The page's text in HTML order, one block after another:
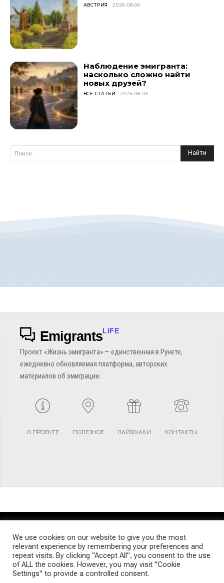
АВСТРИЯ 2026-08-06
Наблюдение эмигранта:
насколько сложно найти
новых друзей?
ВСЕ СТАТЬИ 2026-08-05
Поиск... Найти
EmigrantsLIFE
Проект «Жизнь эмигранта» — единственная в Рунете,
ежедневно обновляемая платформа, авторских
материалов об эмиграции.
О ПРОЕКТЕ ПОЛЕЗНОЕ ЛАЙФХАКИ КОНТАКТЫ
TERMS AND CONDITIONS PRIVACY POLICY SITEMAP
© Emigrants Life WordPress Theme by TagDiv
We use cookies on our website to give you the most
relevant experience by remembering your preferences and
repeat visits. By clicking “Accept All”, you consent to the use
of ALL the cookies. However, you may visit "Cookie
Settings" to provide a controlled consent.